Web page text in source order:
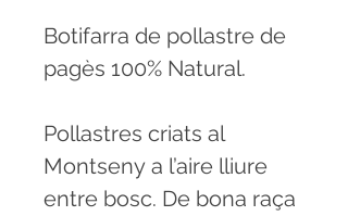
Botifarra de pollastre de
pagès 100% Natural.
Pollastres criats al
Montseny a l’aire lliure
entre bosc. De bona raça